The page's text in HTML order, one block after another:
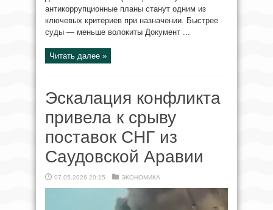
антикоррупционные планы станут одним из
ключевых критериев при назначении. Быстрее
суды — меньше волокиты Документ ...
Читать далее »
Эскалация конфликта
привела к срыву
поставок СНГ из
Саудовской Аравии
07.05.2026 20:15 ЭКОНОМИКА